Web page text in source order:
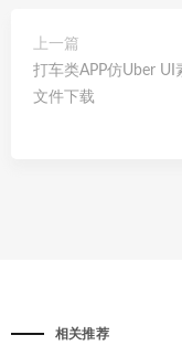
上一篇
打车类APP仿Uber UI
文件下载
相关推荐